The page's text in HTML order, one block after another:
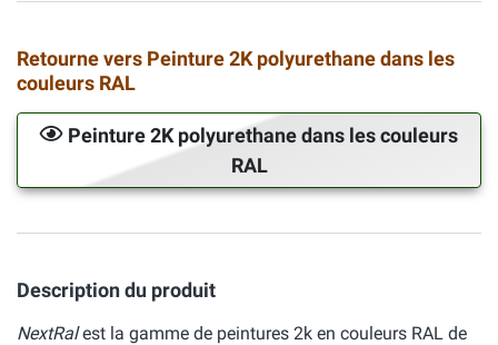
Retourne vers Peinture 2K polyurethane dans les
couleurs RAL
Peinture 2K polyurethane dans les couleurs
RAL
Description du produit
NextRalest la gamme de peintures 2k en couleurs RAL de